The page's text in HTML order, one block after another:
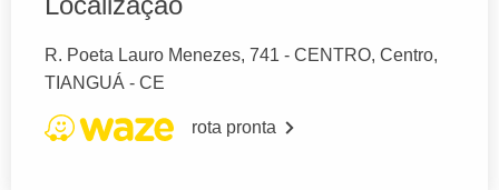
R. Poeta Lauro Menezes, 741 - CENTRO, Centro,
TIANGUÁ - CE
rota pronta